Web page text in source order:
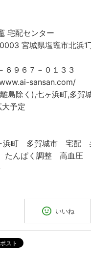
宅配センター
宮城県塩竈市北浜1
９６７－０１３３
sansan.com/
島除く),七ヶ浜町,多賀
定
浜町 多賀城市 宅配
んぱく調整 高血圧
いいね
ポスト